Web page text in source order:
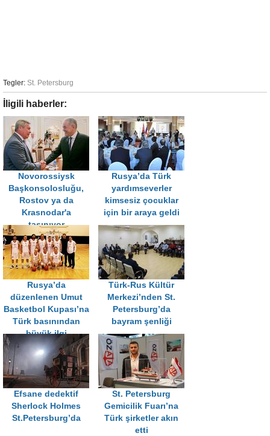
Tegler: St. Petersburg
İligili haberler:
Novorossiysk
Başkonsolosluğu,
Rostov ya da
Krasnodar'a
taşınıyor
Rusya’da Türk
yardımseverler
kimsesiz çocuklar
için bir araya geldi
Rusya’da
düzenlenen Umut
Basketbol Kupası’na
Türk basınından
büyük ilgi
Türk-Rus Kültür
Merkezi’nden St.
Petersburg’da
bayram şenliği
Efsane dedektif
Sherlock Holmes
St.Petersburg’da
St. Petersburg
Gemicilik Fuarı’na
Türk şirketler akın
etti